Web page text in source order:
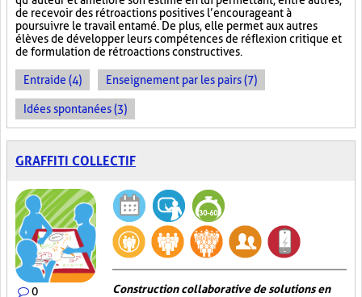
de recevoir des rétroactions positives l’encourageant à
poursuivre le travail entamé. De plus, elle permet aux autres
élèves de développer leurs compétences de réflexion critique et
de formulation de rétroactions constructives.
Entraide (4) Enseignement par les pairs (7)
Idées spontanées (3)
GRAFFITI COLLECTIF
0
Construction collaborative de solutions en